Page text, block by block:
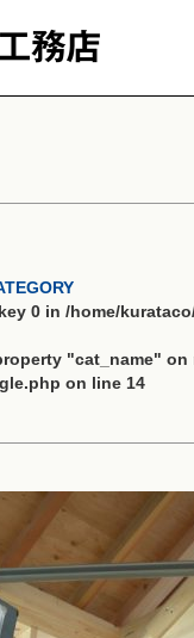
0 in /home/
"cat_name" on
on line 14